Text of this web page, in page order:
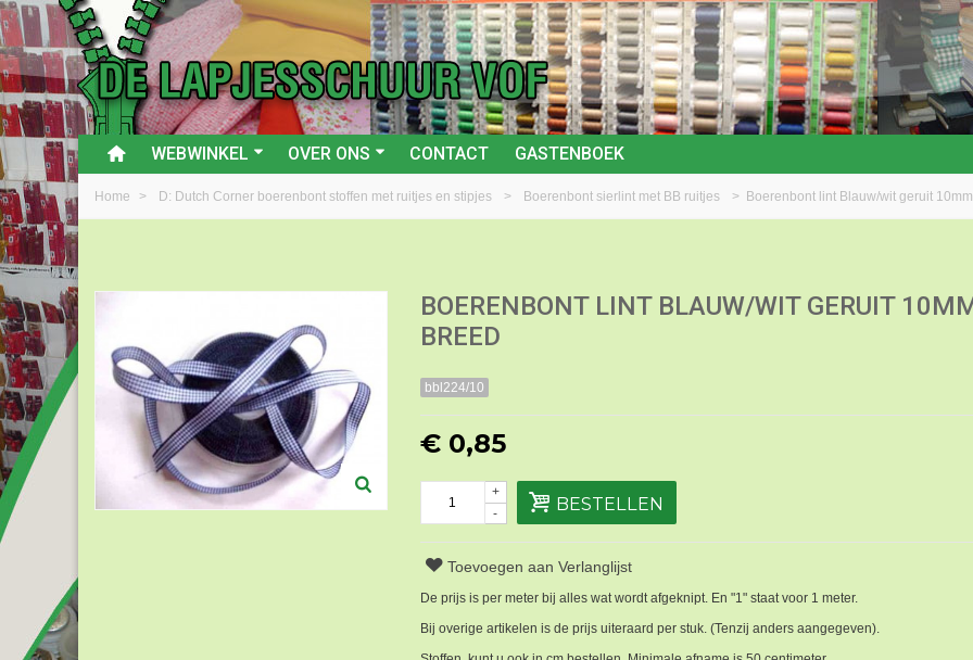
WEBWINKEL OVER ONS CONTACT GASTENBOEK
Home > D: Dutch Corner boerenbont stoffen met ruitjes en stipjes > Boerenbont sierlint met BB ruitjes > Boerenbont lint Blauw/wit geruit
BOERENBONT LINT BLAUW/WIT GERUIT
BREED
bbl224/10
€ 0,85
-
+
BESTELLEN
Toevoegen aan Verlanglijst
De prijs is per meter bij alles wat wordt afgeknipt. En "1" staat voor 1 meter.
Bij overige artikelen is de prijs uiteraard per stuk. (Tenzij anders aangegeven).